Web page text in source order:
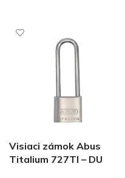
Visiaci zámok Abus
Titalium 727TI – DU